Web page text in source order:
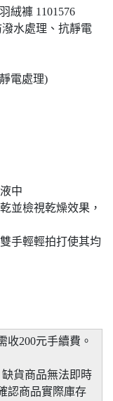
絨褲 1101576
潑水處理、抗靜電
電處理)
中
並檢視乾燥效果，
手輕輕拍打使其均
收200元手續費。
貨商品無法即時
認商品實際庫存